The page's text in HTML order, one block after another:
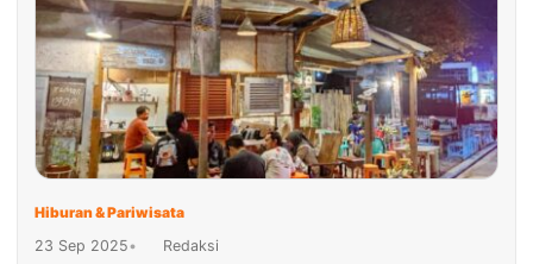
Hiburan & Pariwisata
23 Sep 2025• Redaksi